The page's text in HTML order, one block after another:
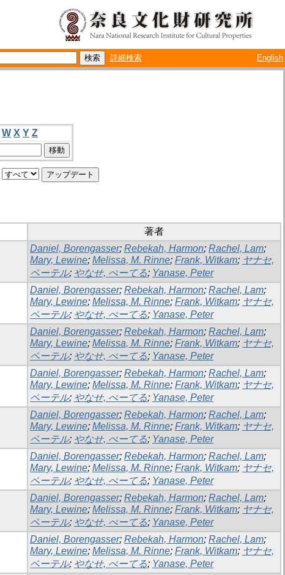
詳細検索 English
W X Y Z
著者
Daniel, Borengasser; Rebekah, Harmon; Rachel, Lam;
Mary, Lewine; Melissa, M. Rinne; Frank, Witkam; ヤナセ,
ペーテル; やなせ, ぺーてる; Yanase, Peter
Daniel, Borengasser; Rebekah, Harmon; Rachel, Lam;
Mary, Lewine; Melissa, M. Rinne; Frank, Witkam; ヤナセ,
ペーテル; やなせ, ぺーてる; Yanase, Peter
Daniel, Borengasser; Rebekah, Harmon; Rachel, Lam;
Mary, Lewine; Melissa, M. Rinne; Frank, Witkam; ヤナセ,
ペーテル; やなせ, ぺーてる; Yanase, Peter
Daniel, Borengasser; Rebekah, Harmon; Rachel, Lam;
Mary, Lewine; Melissa, M. Rinne; Frank, Witkam; ヤナセ,
ペーテル; やなせ, ぺーてる; Yanase, Peter
Daniel, Borengasser; Rebekah, Harmon; Rachel, Lam;
Mary, Lewine; Melissa, M. Rinne; Frank, Witkam; ヤナセ,
ペーテル; やなせ, ぺーてる; Yanase, Peter
Daniel, Borengasser; Rebekah, Harmon; Rachel, Lam;
Mary, Lewine; Melissa, M. Rinne; Frank, Witkam; ヤナセ,
ペーテル; やなせ, ぺーてる; Yanase, Peter
Daniel, Borengasser; Rebekah, Harmon; Rachel, Lam;
Mary, Lewine; Melissa, M. Rinne; Frank, Witkam; ヤナセ,
ペーテル; やなせ, ぺーてる; Yanase, Peter
Daniel, Borengasser; Rebekah, Harmon; Rachel, Lam;
Mary, Lewine; Melissa, M. Rinne; Frank, Witkam; ヤナセ,
ペーテル; やなせ, ぺーてる; Yanase, Peter